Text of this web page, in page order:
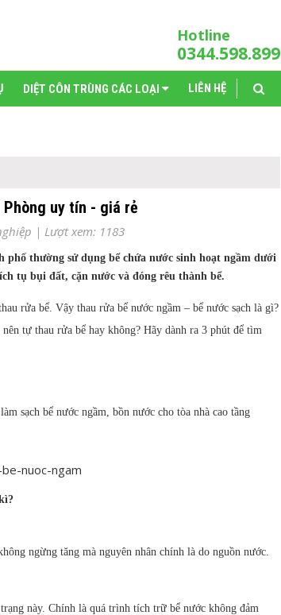
Hotline
0344.598.899
DIỆT CÔN TRÙNG CÁC LOẠI LIÊN HỆ
Phòng uy tín - giá rẻ
| Lượt xem: 1183
thường sử dụng bể chứa nước sinh hoạt ngầm dưới
tụ bụi đất, cặn nước và đóng rêu thành bể.
rửa bể. Vậy thau rửa bể nước ngầm – bể nước sạch là gì?
tự thau rửa bể hay không? Hãy dành ra 3 phút để tìm
sạch bể nước ngầm, bồn nước cho tòa nhà cao tầng
ngừng tăng mà nguyên nhân chính là do nguồn nước.
này. Chính là quá trình tích trữ bể nước không đảm